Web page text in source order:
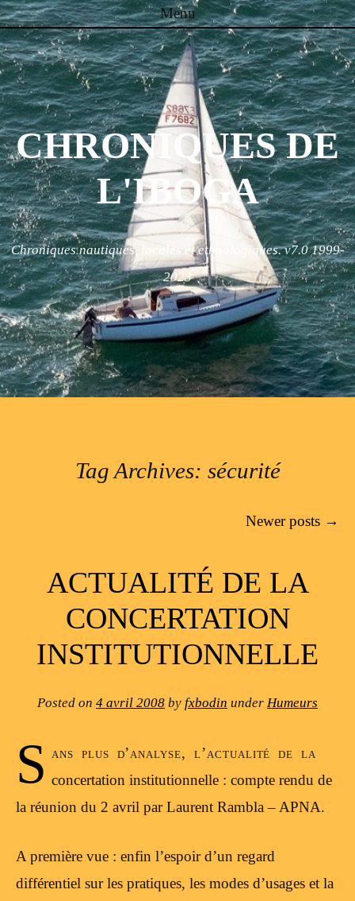
Menu
Skip to content
CHRONIQUES DE
L'IBOGA
Chroniques nautiques, locales et ethnologiques. v7.0 1999-
2023
Tag Archives: sécurité
Newer posts →
ACTUALITÉ DE LA
CONCERTATION
INSTITUTIONNELLE
Posted on 4 avril 2008 by fxbodin under Humeurs
S ans plus d’analyse, l’actualité de la
concertation institutionnelle : compte rendu de
la réunion du 2 avril par Laurent Rambla – APNA.
A première vue : enfin l’espoir d’un regard
différentiel sur les pratiques, les modes d’usages et la